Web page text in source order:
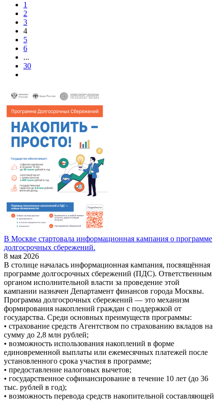
1
2
3
4
5
6
...
30
В Москве стартовала информационная кампания о программе
долгосрочных сбережений.
8 мая 2026
В столице началась информационная кампания, посвящённая
программе долгосрочных сбережений (ПДС). Ответственным
органом исполнительной власти за проведение этой
кампании назначен Департамент финансов города Москвы.
Программа долгосрочных сбережений — это механизм
формирования накоплений граждан с поддержкой от
государства. Среди основных преимуществ программы:
• страхование средств Агентством по страхованию вкладов на
сумму до 2,8 млн рублей;
• возможность использования накоплений в форме
единовременной выплаты или ежемесячных платежей после
установленного срока участия в программе;
• предоставление налоговых вычетов;
• государственное софинансирование в течение 10 лет (до 36
тыс. рублей в год);
• возможность перевода средств накопительной составляющей